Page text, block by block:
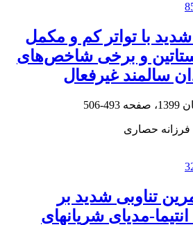
شدید با تواتر کم و مکمل
و برخی شاخص‌های
سالمند غیرفعال
493-506
فرزانه حصاری
تناوبی شدید بر
مدیای شریان‏های